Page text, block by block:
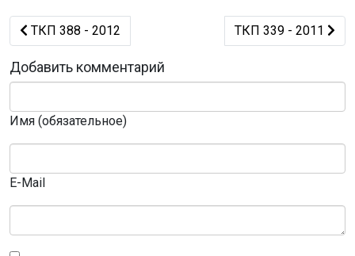
Предыдущий: ТКП 388 - 2012
ТКП 388 - 2012 Следующий: ТКП
ТКП 339 - 2011
Добавить комментарий
Имя (обязательное)
E-Mail